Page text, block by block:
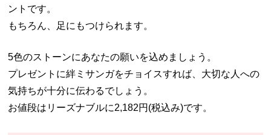
ントです。
もちろん、足にもつけられます。
5色のストーンにあなたの願いを込めましょう。
プレゼントに絆ミサンガをチョイスすれば、大切な人への
気持ちが十分に伝わるでしょう。
お値段はリーズナブルに2,182円(税込み)です。